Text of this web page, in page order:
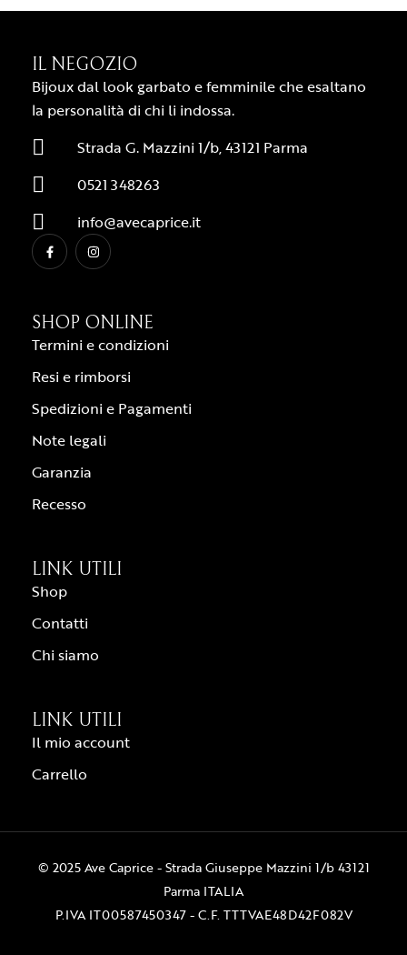
IL NEGOZIO
Bijoux dal look garbato e femminile che esaltano
la personalità di chi li indossa.
Strada G. Mazzini 1/b, 43121 Parma
0521 348263
info@avecaprice.it
SHOP ONLINE
Termini e condizioni
Resi e rimborsi
Spedizioni e Pagamenti
Note legali
Garanzia
Recesso
LINK UTILI
Shop
Contatti
Chi siamo
LINK UTILI
Il mio account
Carrello
© 2025 Ave Caprice - Strada Giuseppe Mazzini 1/b 43121
Parma ITALIA
P.IVA IT00587450347 - C.F. TTTVAE48D42F082V